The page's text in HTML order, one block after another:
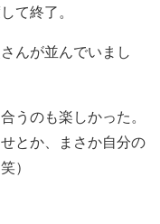
て終了。
んが並んでいまし
うのも楽しかった。
とか、まさか自分の
）